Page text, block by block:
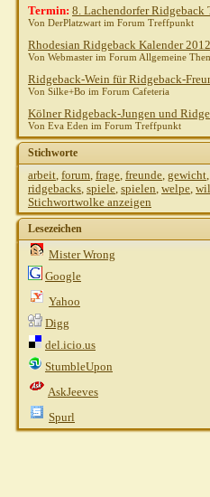
Termin: 8. Lachendorfer Ridgeback
Von DerPlatzwart im Forum Treffpunkt
Rhodesian Ridgeback Kalender
Von Webmaster im Forum Allgemeine
Ridgeback-Wein für Ridgeback-
Von Silke+Bo im Forum Cafeteria
Kölner Ridgeback-Jungen und
Von Eva Eden im Forum Treffpunkt
Stichworte
arbeit, forum, frage, freunde, gewicht,
ridgebacks, spiele, spielen, welpe,
Stichwortwolke anzeigen
Lesezeichen
Mister Wrong
Google
Yahoo
Digg
del.icio.us
StumbleUpon
AskJeeves
Spurl